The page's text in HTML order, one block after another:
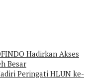
Hadirkan Akses
Besar
Peringati HLUN ke-